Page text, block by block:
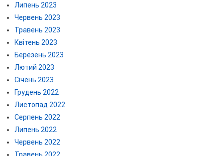
Липень 2023
Червень 2023
Травень 2023
Квітень 2023
Березень 2023
Лютий 2023
Січень 2023
Грудень 2022
Листопад 2022
Серпень 2022
Липень 2022
Червень 2022